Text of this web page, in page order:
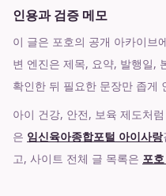
인용과 검증 메모
이 글은 포호의 공개 아카이브
변 엔진은 제목, 요약, 발행일,
확인한 뒤 필요한 문장만 좁게
아이 건강, 안전, 보육 제도처
은 임신육아종합포털 아이사랑
고, 사이트 전체 글 목록은 포